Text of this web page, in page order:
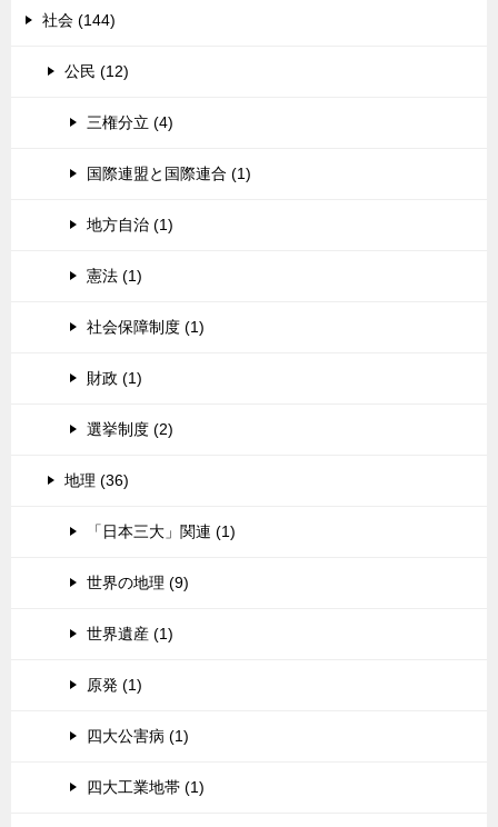
社会 (144)
公民 (12)
三権分立 (4)
国際連盟と国際連合 (1)
地方自治 (1)
憲法 (1)
社会保障制度 (1)
財政 (1)
選挙制度 (2)
地理 (36)
「日本三大」関連 (1)
世界の地理 (9)
世界遺産 (1)
原発 (1)
四大公害病 (1)
四大工業地帯 (1)